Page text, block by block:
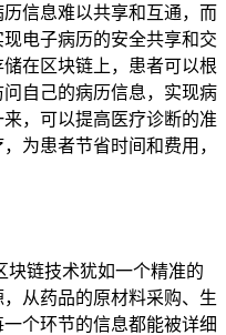
信息难以共享和互通，而
电子病历的安全共享和交
在区块链上，患者可以根
自己的病历信息，实现病
，可以提高医疗诊断的准
为患者节省时间和费用，
块链技术犹如一个精准的
从药品的原材料采购、生
个环节的信息都能被详细